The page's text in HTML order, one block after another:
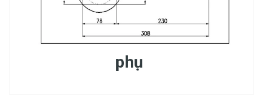
phụ